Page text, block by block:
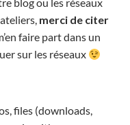
merci de citer
faire part dans un
sur les réseaux
files (downloads,